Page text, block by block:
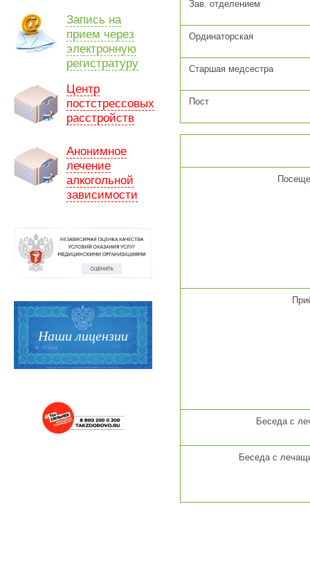
Зав. отделением
Ординаторская
Старшая медсестра
Пост
Беседа с
Беседа с
Запись на
прием через
электронную
регистратуру
Центр
постстрессовых
расстройств
Анонимное
лечение
алкогольной
зависимости
Наши лицензии